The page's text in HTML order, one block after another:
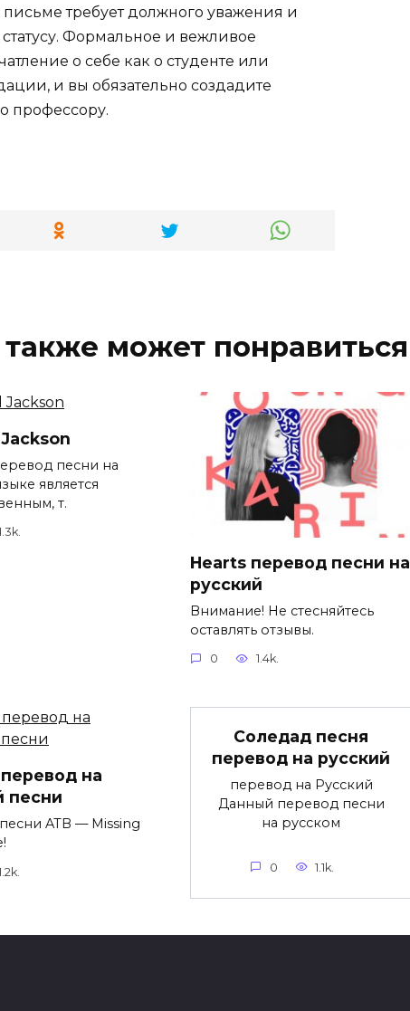
требует должного уважения и
Формальное и вежливое
о себе как о студенте или
и вы обязательно создадите
профессору.
может понравиться
песни на
является
т.
Hearts перевод песни на
русский
Внимание! Не стесняйтесь
оставлять отзывы.
0 1.4k.
на
песни
ATB — Missing
Соледад песня
перевод на русский
перевод на Русский
Данный перевод песни
на русском
0 1.1k.